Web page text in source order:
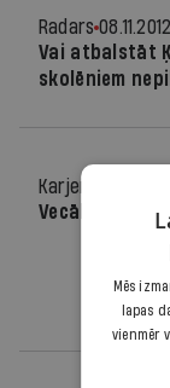
Radars
Vai atbalstāt
skolēniem
Karjera
Vecāki
Mēs
lapas
vienmēr